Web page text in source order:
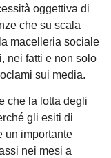
oggettiva di
che su scala
macelleria sociale
nei fatti e non solo
sui media.
che la lotta degli
gli esiti di
un importante
nei mesi a